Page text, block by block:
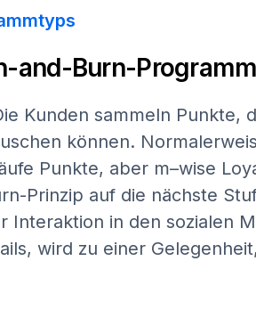
and-Burn-
Kunden sammeln Punkte,
können.
Punkte, aber m–wise
Prinzip auf die nächste
Interaktion in den sozialen
wird zu einer